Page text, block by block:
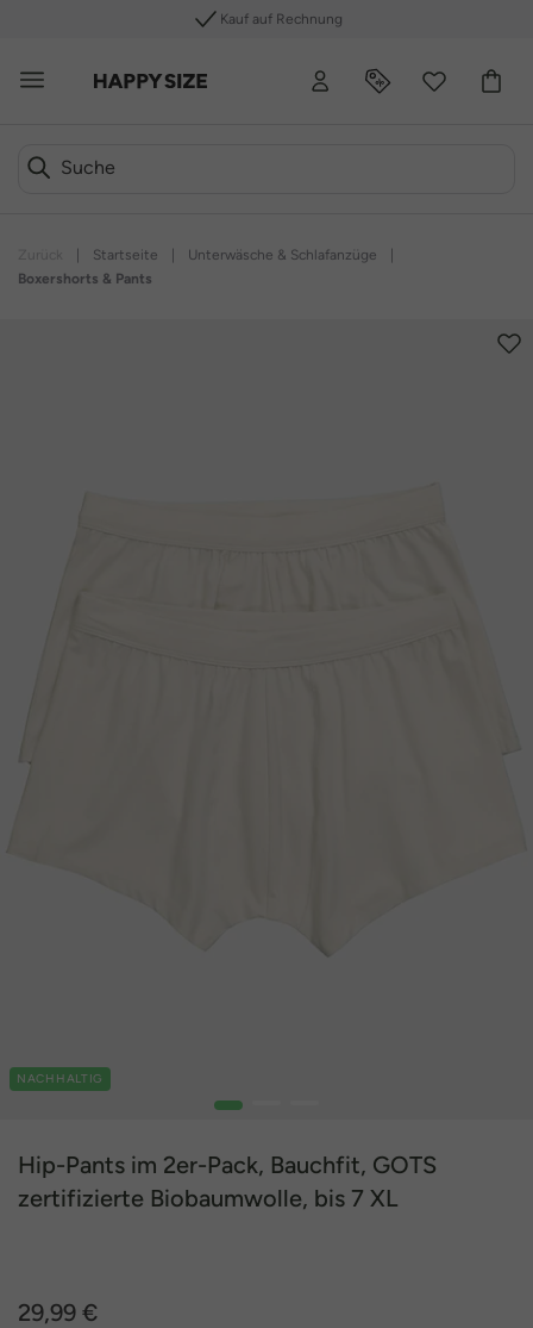
Kauf auf Rechnung
Startseite Unterwäsche & Schlafanzüge
Boxershorts & Pants
NACHHALTIG
1
Hip-Pants im 2er-Pack, Bauchfit, GOTS
zertifizierte Biobaumwolle, bis 7 XL
29,99 €